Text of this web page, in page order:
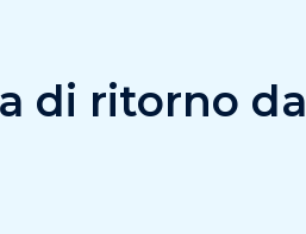
di ritorno da